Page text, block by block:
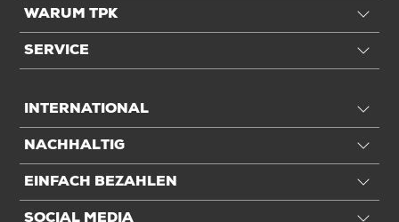
WARUM TPK
SERVICE
INTERNATIONAL
NACHHALTIG
EINFACH BEZAHLEN
SOCIAL MEDIA